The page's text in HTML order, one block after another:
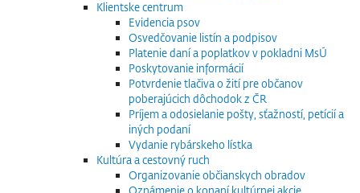
Klientske centrum
Evidencia psov
Osvedčovanie listín a podpisov
Platenie daní a poplatkov v pokladni MsÚ
Poskytovanie informácií
Potvrdenie tlačiva o žití pre občanov
poberajúcich dôchodok z ČR
Príjem a odosielanie pošty, sťažností, petícií a
iných podaní
Vydanie rybárskeho lístka
Kultúra a cestovný ruch
Organizovanie občianskych obradov
Oznámenie o konaní kultúrnej akcie